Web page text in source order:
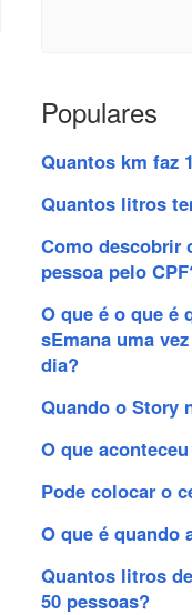
Populares
Quantos km faz
Quantos litros
Como descobrir
pessoa pelo
O que é o que é
sEmana uma
dia?
Quando o Story
O que
Pode colocar o
O que é quando
Quantos litros
50 pessoas?